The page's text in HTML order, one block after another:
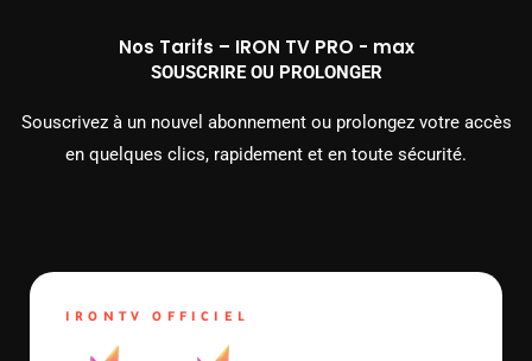
Nos Tarifs – IRON TV PRO - max
SOUSCRIRE OU PROLONGER
Souscrivez à un nouvel abonnement ou prolongez votre accès
en quelques clics, rapidement et en toute sécurité.
IRONTV OFFICIEL